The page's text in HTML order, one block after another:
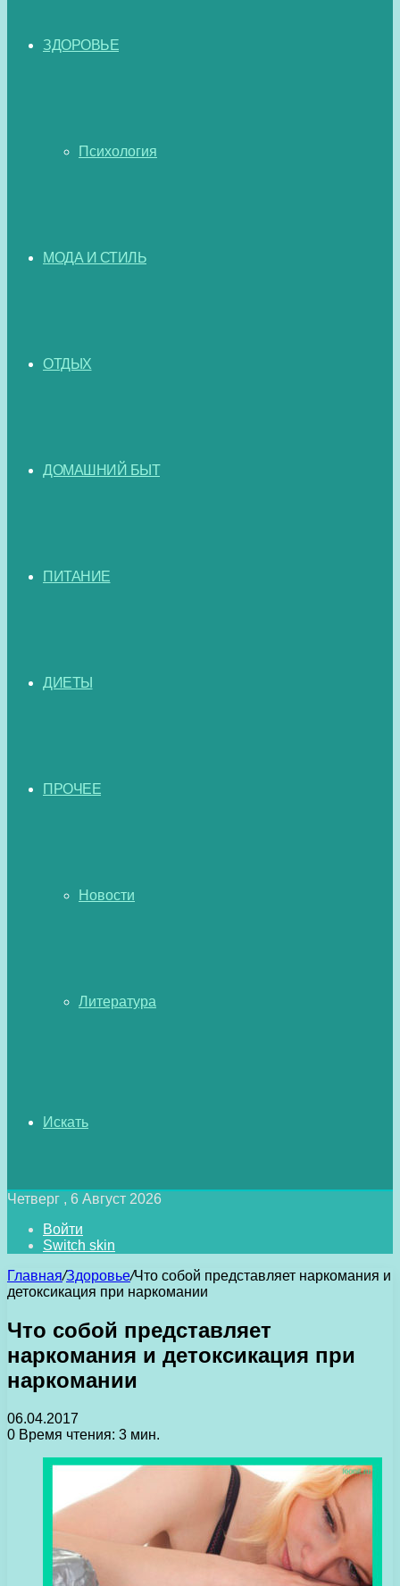
ЗДОРОВЬЕ
Психология
МОДА И СТИЛЬ
ОТДЫХ
ДОМАШНИЙ БЫТ
ПИТАНИЕ
ДИЕТЫ
ПРОЧЕЕ
Новости
Литература
Искать
Четверг , 6 Август 2026
Войти
Switch skin
Главная/Здоровье/Что собой представляет наркомания и
детоксикация при наркомании
Что собой представляет
наркомания и детоксикация при
наркомании
06.04.2017
0 Время чтения: 3 мин.